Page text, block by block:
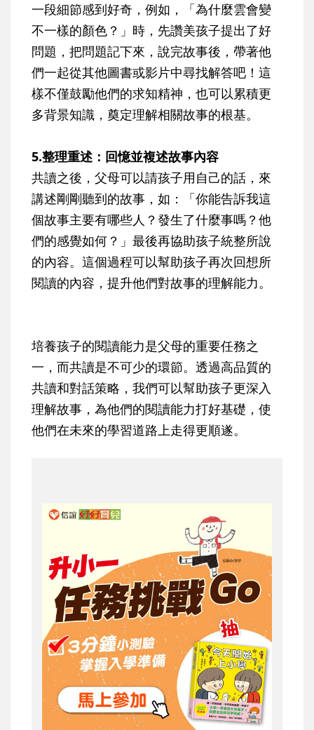
一段細節感到好奇，例如，「為什麼雲會變
不一樣的顏色？」時，先讚美孩子提出了好
問題，把問題記下來，說完故事後，帶著他
們一起從其他圖書或影片中尋找解答吧！這
樣不僅鼓勵他們的求知精神，也可以累積更
多背景知識，奠定理解相關故事的根基。
5.整理重述：回憶並複述故事內容
共讀之後，父母可以請孩子用自己的話，來
講述剛剛聽到的故事，如：「你能告訴我這
個故事主要有哪些人？發生了什麼事嗎？他
們的感覺如何？」最後再協助孩子統整所說
的內容。這個過程可以幫助孩子再次回想所
閱讀的內容，提升他們對故事的理解能力。
培養孩子的閱讀能力是父母的重要任務之
一，而共讀是不可少的環節。透過高品質的
共讀和對話策略，我們可以幫助孩子更深入
理解故事，為他們的閱讀能力打好基礎，使
他們在未來的學習道路上走得更順遂。